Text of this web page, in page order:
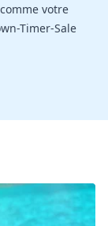
votre
Timer-Sale